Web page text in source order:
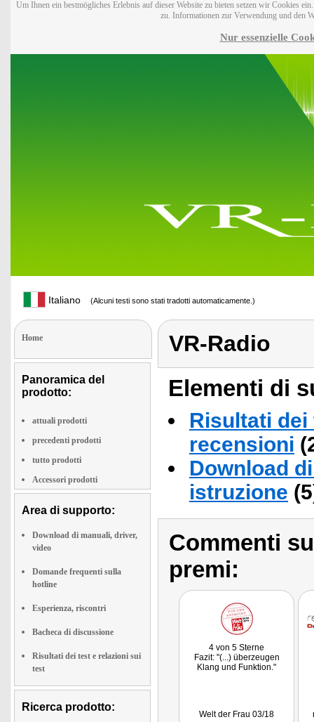
Um Ihnen ein bestmögliches Erlebnis auf dieser Website zu bieten setzen wir Cookies
zu. Informationen zur Verwendung und den
Nur essenzielle
Italiano (Alcuni testi sono stati tradotti automaticamente.)
Home
Panoramica del
prodotto:
attuali prodotti
precedenti prodotti
tutto prodotti
Accessori prodotti
Area di supporto:
Download di manuali, driver,
video
Domande frequenti sulla
hotline
Esperienza, riscontri
Bacheca di discussione
Risultati dei test e relazioni sui
test
Ricerca prodotto:
VR-Radio
Elementi di
Risultati
recensioni
Download
istruzione
Commenti
premi:
4 von 5 Sterne
Fazit: "(...) überzeugen
Klang und Funktion."
Welt der Frau 03/18